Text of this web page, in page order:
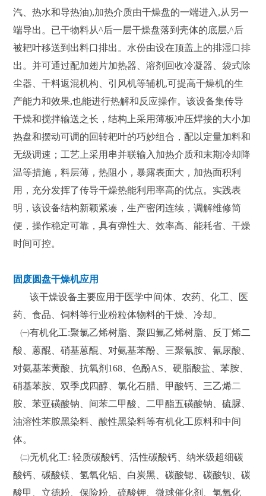
汽、热水和导热油),加热介质由干燥盘的一端进入,从另一
端导出。已干物料从^后一层干燥盘落到壳体的底层,^后
被耙叶移送到出料口排出。水份由设在顶盖上的排湿口排
出。并可通过配加翅片加热器、溶剂回收冷凝器、袋式除
尘器、干料返混机构、引风机等辅机,可提高干燥机的生
产能力和效果,也能进行热解和反应操作。该设备集传导
干燥和搅拌输送之长，结构上采用薄板冲压焊接的大小加
热盘和摆动可调的回转耙叶的巧妙组合，配以定量加料和
无级调速；工艺上采用串并联输入加热介质和末期冷却降
温等措施，料层薄，热阻小，暴露表面大，加热面积利
用，充分发挥了传导干燥热能利用率高的优点。实践表
明，该设备结构新颖紧凑，生产密闭连续，调解维修简
便，操作稳定可靠，具有弹性大、效率高、能耗省、干燥
时间可控。
固废圆盘干燥机应用
该干燥设备主要应用于医学中间体、农药、化工、医
药、食品、饲料等行业粉粒体物料的干燥、冷却。
㈠有机化工:聚氯乙烯树脂、聚四氟乙烯树脂、反丁烯二
酸、蒽醌、硝基蒽醌、对氨基苯酚、三聚氰胺、氰尿酸、
对氨基苯黄酸、抗氧剂168、色酚AS、硬脂酸盐、苯胺、
硝基苯胺、双季戊四醇、氯化石腊、甲酸钙、三乙烯二
胺、苯亚磺酸钠、间苯二甲酸、二甲酯五磺酸钠、硫脲、
油溶性苯胺黑染料、酸性黑染料等有机化工原料和中间
体。
㈡无机化工: 轻质碳酸钙、活性碳酸钙、纳米级超细碳
酸钙、碳酸镁、氢氧化铝、白炭黑、碳酸锶、碳酸钡、碳
酸甲、立德粉、保险粉、硫酸钾、微球催化剂、氢氧化